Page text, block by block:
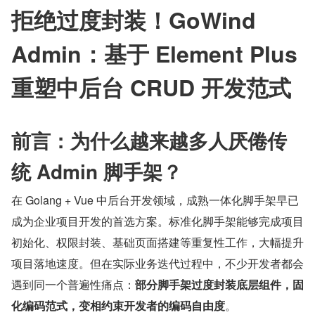
拒绝过度封装！GoWind
Admin：基于 Element Plus
重塑中后台 CRUD 开发范式
前言：为什么越来越多人厌倦传
统 Admin 脚手架？
在 Golang + Vue 中后台开发领域，成熟一体化脚手架早已
成为企业项目开发的首选方案。标准化脚手架能够完成项目
初始化、权限封装、基础页面搭建等重复性工作，大幅提升
项目落地速度。但在实际业务迭代过程中，不少开发者都会
遇到同一个普遍性痛点： 部分脚手架过度封装底层组件，固
化编码范式，变相约束开发者的编码自由度。